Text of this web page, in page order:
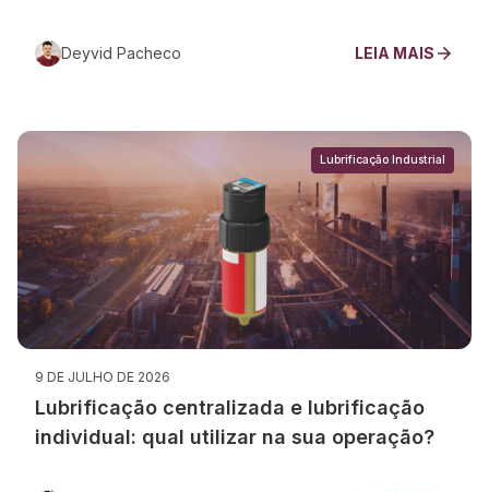
Deyvid Pacheco LEIA MAIS
Lubrificação Industrial
9 DE JULHO DE 2026
Lubrificação centralizada e lubrificação
individual: qual utilizar na sua operação?